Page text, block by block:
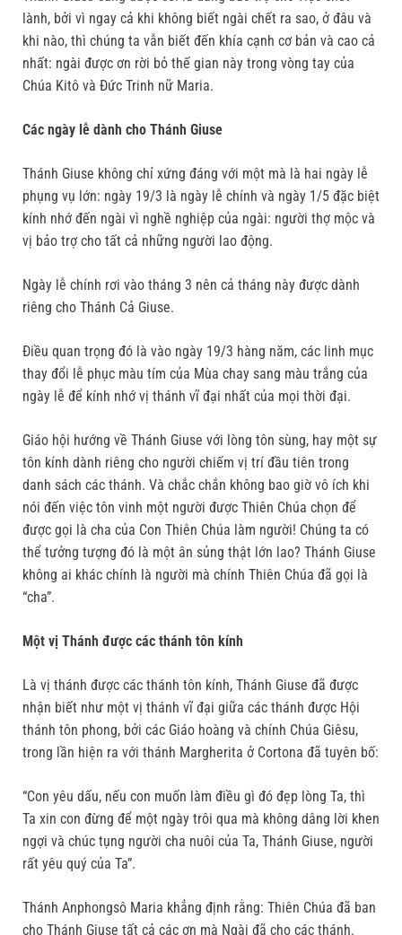
lành, bởi vì ngay cả khi không biết ngài chết ra sao, ở đâu và
khi nào, thì chúng ta vẫn biết đến khía cạnh cơ bản và cao cả
nhất: ngài được ơn rời bỏ thế gian này trong vòng tay của
Chúa Kitô và Đức Trinh nữ Maria.
Các ngày lễ dành cho Thánh Giuse
Thánh Giuse không chỉ xứng đáng với một mà là hai ngày lễ
phụng vụ lớn: ngày 19/3 là ngày lễ chính và ngày 1/5 đặc biệt
kính nhớ đến ngài vì nghề nghiệp của ngài: người thợ mộc và
vị bảo trợ cho tất cả những người lao động.
Ngày lễ chính rơi vào tháng 3 nên cả tháng này được dành
riêng cho Thánh Cả Giuse.
Điều quan trọng đó là vào ngày 19/3 hàng năm, các linh mục
thay đổi lễ phục màu tím của Mùa chay sang màu trắng của
ngày lễ để kính nhớ vị thánh vĩ đại nhất của mọi thời đại.
Giáo hội hướng về Thánh Giuse với lòng tôn sùng, hay một sự
tôn kính dành riêng cho người chiếm vị trí đầu tiên trong
danh sách các thánh. Và chắc chắn không bao giờ vô ích khi
nói đến việc tôn vinh một người được Thiên Chúa chọn để
được gọi là cha của Con Thiên Chúa làm người! Chúng ta có
thể tưởng tượng đó là một ân sủng thật lớn lao? Thánh Giuse
không ai khác chính là người mà chính Thiên Chúa đã gọi là
“cha”.
Một vị Thánh được các thánh tôn kính
Là vị thánh được các thánh tôn kính, Thánh Giuse đã được
nhận biết như một vị thánh vĩ đại giữa các thánh được Hội
thánh tôn phong, bởi các Giáo hoàng và chính Chúa Giêsu,
trong lần hiện ra với thánh Margherita ở Cortona đã tuyên bố:
“Con yêu dấu, nếu con muốn làm điều gì đó đẹp lòng Ta, thì
Ta xin con đừng để một ngày trôi qua mà không dâng lời khen
ngợi và chúc tụng người cha nuôi của Ta, Thánh Giuse, người
rất yêu quý của Ta”.
Thánh Anphongsô Maria khẳng định rằng: Thiên Chúa đã ban
cho Thánh Giuse tất cả các ơn mà Ngài đã cho các thánh.